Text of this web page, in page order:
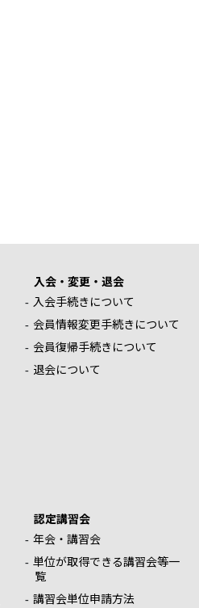
入会・変更・退会
入会手続きについて
会員情報変更手続きについて
会員復帰手続きについて
退会について
認定講習会
年会・講習会
単位が取得できる講習会等一
覧
講習会単位申請方法